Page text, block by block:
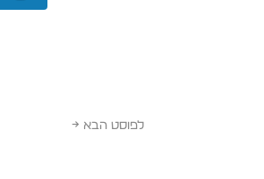
לפוסט הבא →